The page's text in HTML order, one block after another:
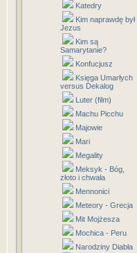
Katedry
Kim naprawdę był
Jezus
Kim są
Samarytanie?
Konfucjusz
Księga Umarłych
versus Dekalog
Luter (film)
Machu Picchu
Majowie
Mari
Megality
Meksyk - Bóg,
złoto i chwała
Mennonici
Meteory - Grecja
Mit Mojżesza
Mochica - Peru
Narodziny Diabła